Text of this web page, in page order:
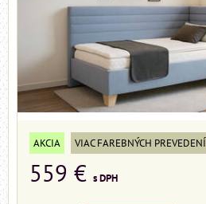
AKCIA VIAC FAREBNÝCH PREVEDENÍ
559 € s DPH